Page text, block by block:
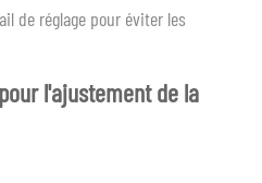
de réglage pour éviter les
l'ajustement de la